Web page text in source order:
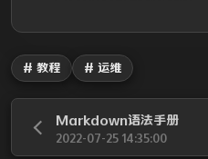
# 教程 # 运维
Markdown语法手册
2022-07-25 14:35:00